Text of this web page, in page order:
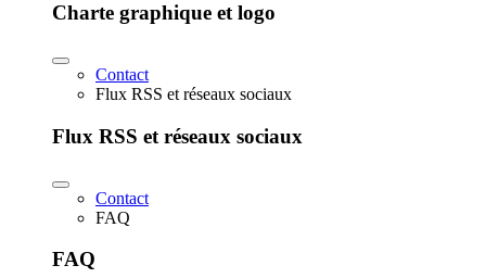
Charte graphique et logo
Contact
Flux RSS et réseaux sociaux
Flux RSS et réseaux sociaux
Contact
FAQ
FAQ